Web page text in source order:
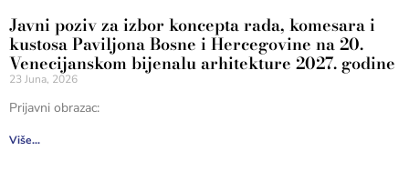
Javni poziv za izbor koncepta rada, komesara i
kustosa Paviljona Bosne i Hercegovine na 20.
Venecijanskom bijenalu arhitekture 2027. godine
23 Juna, 2026
Prijavni obrazac:
Više...